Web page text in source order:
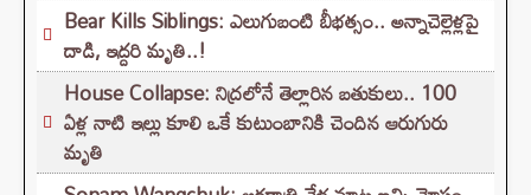
Bear Kills Siblings: ఎలుగుబంటి బీభత్సం.. అన్నాచెల్లెళ్లపై
దాడి, ఇద్దరి మృతి..!
House Collapse: నిద్రలోనే తెల్లారిన బతుకులు.. 100
ఏళ్ల నాటి ఇల్లు కూలి ఒకే కుటుంబానికి చెందిన ఆరుగురు
మృతి